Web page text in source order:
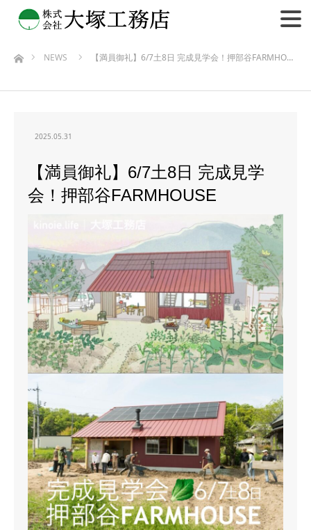
ホームNEWS 【満員御礼】6/7土8日 完成見学会！押部谷FARMHO…
2025.05.31
【満員御礼】6/7土8日 完成見学
会！押部谷FARMHOUSE